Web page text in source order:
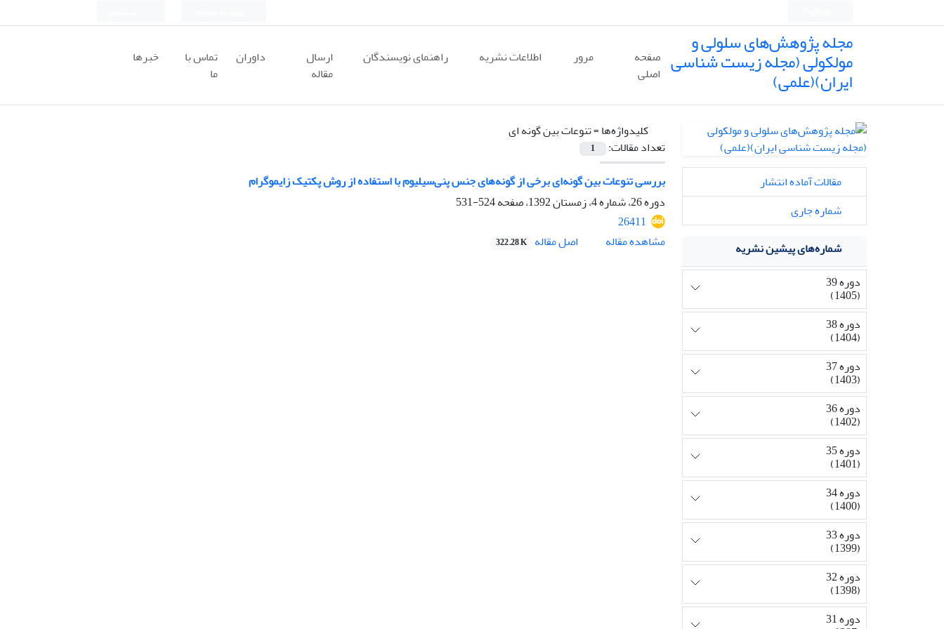
مجله پژوهش‌های سلولی و
مولکولی (مجله زیست شناسی
ایران)(علمی)
صفحه
اصلی
مرور اطلاعات نشریه راهنمای نویسندگان
ارسال
مقاله
داوران
تماس با
ما
خبرها
کلیدواژه‌ها =تنوعات بین گونه ای
تعداد مقالات:
1
بررسی تنوعات بین گونه‌ای برخی از گونه‌های جنس پنی‌سیلیوم با استفاده از روش پکتیک زایموگرام
دوره 26، شماره 4، زمستان 1392، صفحه
524-531
26411
مشاهده مقاله
اصل مقاله 322.28 K
مقالات آماده انتشار
شماره جاری
شماره‌های پیشین نشریه
دوره 39
(1405)
دوره 38
(1404)
دوره 37
(1403)
دوره 36
(1402)
دوره 35
(1401)
دوره 34
(1400)
دوره 33
(1399)
دوره 32
(1398)
دوره 31